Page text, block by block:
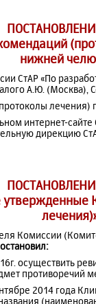
нижней
СтАР «По
А.Ю. (Москва),
интернет-сайте
дирекцию
Комиссии
осуществить
противоречий
2014 года